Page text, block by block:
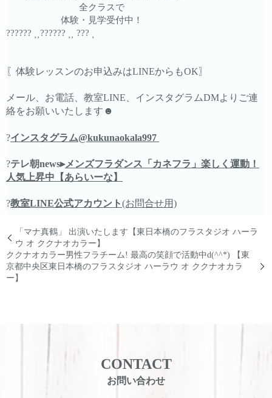
全クラスで
体験・見学受付中！
?????? ⸒⸒?????? ⸒⸒ ??? ⸒
〖体験レッスンのお申込みはLINEからもOK〗
メール、お電話、教室LINE、インスタグラムDMよりご連
絡をお願いいたします☻︎
?インスタグラム@kukunaokala997
?テレ朝news▸メンズフラダンス「カネフラ」楽しく運動！
人気上昇中【あらいーな】
?教室LINE公式アカウント(お問合せ用)
「マナ真鶴」 出演いたします【東日本橋のフラスタジオ ハーラ
ウ オ ククナオカラー】
ククナオカラー男性フラチーム! 最高の笑顔で活動中d(^^*) 【東
京都中央区東日本橋のフラスタジオ ハーラウ オ ククナオカラ
ー】
CONTACT
お問い合わせ